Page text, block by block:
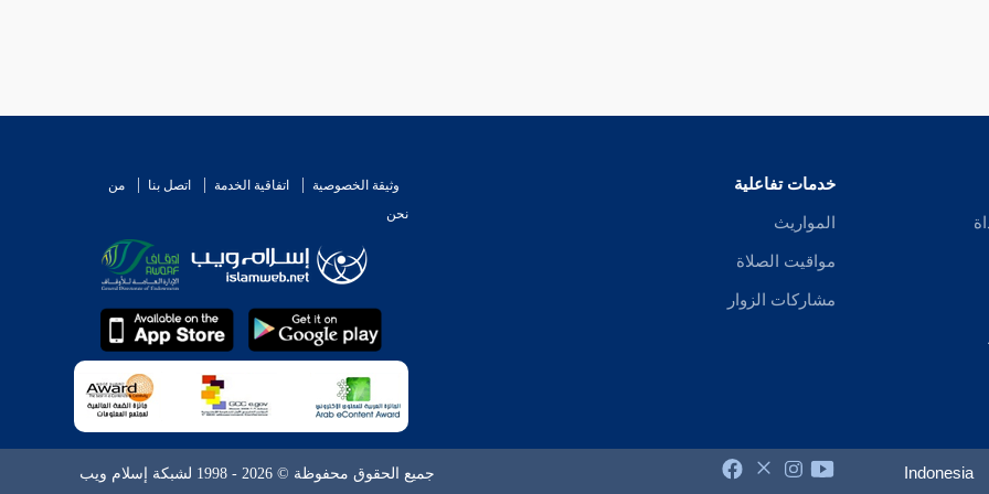
خدمات تفاعلية
المواريث
مواقيت الصلاة
مشاركات الزوار
وثيقة الخصوصية اتفاقية الخدمة اتصل بنا
من
نحن
Indonesia جميع الحقوق محفوظة © 2026 - 1998 لشبكة إسلام ويب